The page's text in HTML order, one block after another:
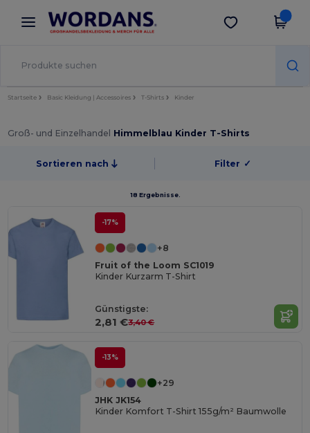
× Wordans App
Bessere Preise in der App!
App holen
Startseite Basic Kleidung | Accessoires T-Shirts Kinder
Groß- und Einzelhandel Himmelblau Kinder T-Shirts
Sortieren nach Filter ✓
18 Ergebnisse.
-17%
+8
Fruit of the Loom SC1019
Kinder Kurzarm T-Shirt
Günstigste:
2,81 €3,40 €
-13%
+29
JHK JK154
Kinder Komfort T-Shirt 155g/m² Baumwolle